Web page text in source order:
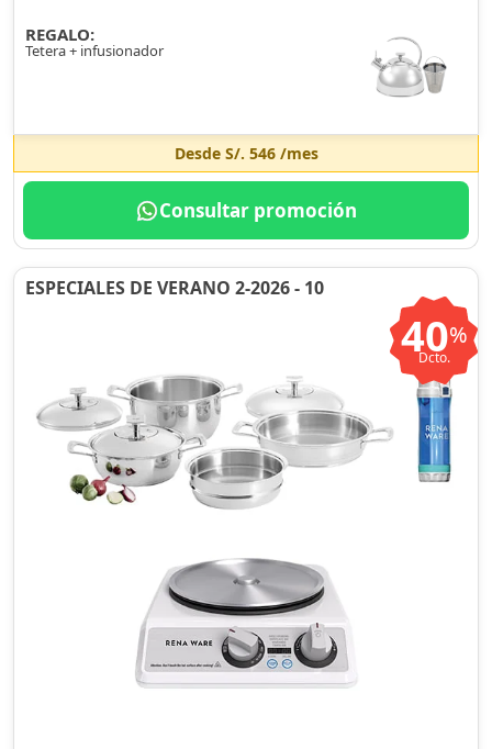
REGALO:
Tetera + infusionador
Desde S/. 546/mes
Consultar promoción
ESPECIALES DE VERANO 2-2026 - 10
40%
Dcto.